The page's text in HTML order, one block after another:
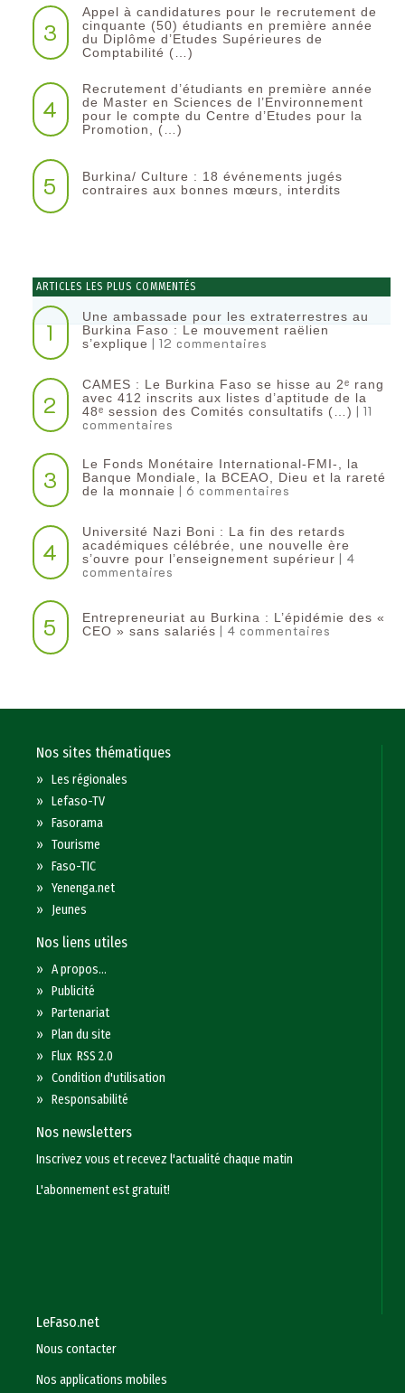
3
Appel à candidatures pour le recrutement de
cinquante (50) étudiants en première année
du Diplôme d’Etudes Supérieures de
Comptabilité (…)
4
Recrutement d’étudiants en première année
de Master en Sciences de l’Environnement
pour le compte du Centre d’Etudes pour la
Promotion, (…)
5
Burkina/ Culture : 18 événements jugés
contraires aux bonnes mœurs, interdits
ARTICLES LES PLUS COMMENTÉS
1
Une ambassade pour les extraterrestres au
Burkina Faso : Le mouvement raëlien
s’explique | 12 commentaires
2
CAMES : Le Burkina Faso se hisse au 2ᵉ rang
avec 412 inscrits aux listes d’aptitude de la
48ᵉ session des Comités consultatifs (…) | 11
commentaires
3
Le Fonds Monétaire International-FMI-, la
Banque Mondiale, la BCEAO, Dieu et la rareté
de la monnaie | 6 commentaires
4
Université Nazi Boni : La fin des retards
académiques célébrée, une nouvelle ère
s’ouvre pour l’enseignement supérieur | 4
commentaires
5
Entrepreneuriat au Burkina : L’épidémie des «
CEO » sans salariés | 4 commentaires
Nos sites thématiques
»Les régionales
»Lefaso-TV
»Fasorama
»Tourisme
»Faso-TIC
»Yenenga.net
» Jeunes
Nos liens utiles
»A propos...
»Publicité
»Partenariat
»Plan du site
»Flux RSS 2.0
»Condition d'utilisation
»Responsabilité
Nos newsletters
Inscrivez vous et recevez l'actualité chaque matin
L'abonnement est gratuit!
LeFaso.net
Nous contacter
Nos applications mobiles